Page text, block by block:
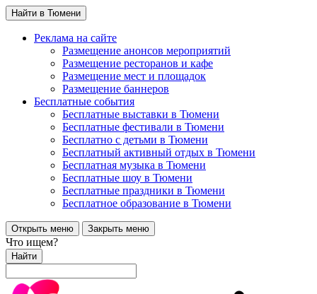
Найти в Тюмени
Реклама на сайте
Размещение анонсов мероприятий
Размещение ресторанов и кафе
Размещение мест и площадок
Размещение баннеров
Бесплатные события
Бесплатные выставки в Тюмени
Бесплатные фестивали в Тюмени
Бесплатно с детьми в Тюмени
Бесплатный активный отдых в Тюмени
Бесплатная музыка в Тюмени
Бесплатные шоу в Тюмени
Бесплатные праздники в Тюмени
Бесплатное образование в Тюмени
Открыть меню Закрыть меню
Что ищем?
Найти